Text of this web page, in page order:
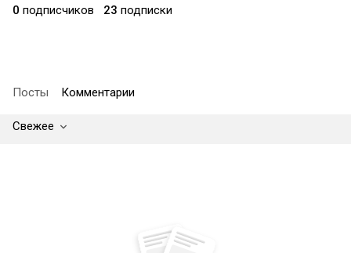
0 подписчиков 23 подписки
Посты Комментарии
Свежее